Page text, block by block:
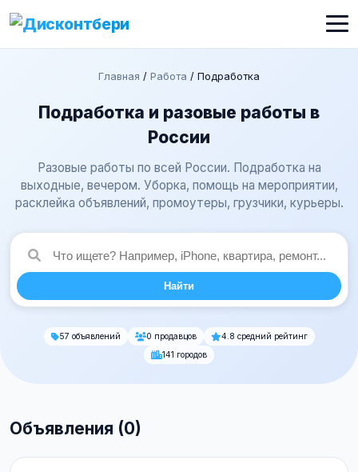
Главная / Работа / Подработка
Подработка и разовые работы в
России
Разовые работы по всей России. Подработка на
выходные, вечером. Уборка, помощь на мероприятии,
расклейка объявлений, промоутеры, грузчики, курьеры.
Найти
57 объявлений 0 продавцов
4.8 средний рейтинг
141 городов
Объявления (0)